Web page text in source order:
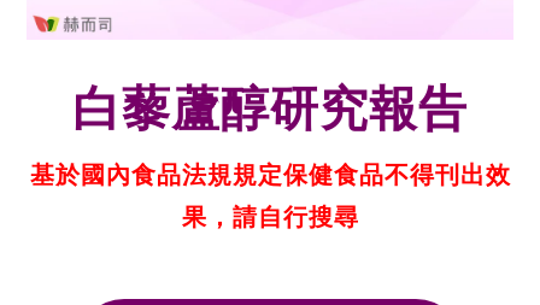
白藜蘆醇研究報告
基於國內食品法規規定保健食品不得刊出效
果，請自行搜尋